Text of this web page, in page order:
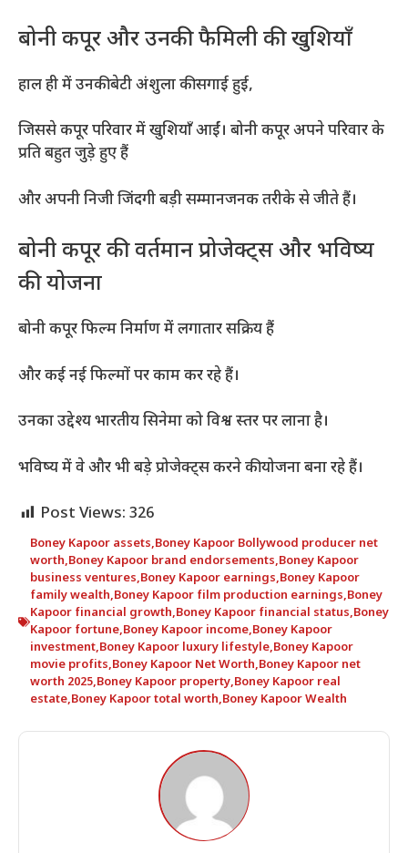
बोनी कपूर और उनकी फैमिली की खुशियाँ
हाल ही में उनकी बेटी अंशुला की सगाई हुई,
जिससे कपूर परिवार में खुशियाँ आईं। बोनी कपूर अपने परिवार के
प्रति बहुत जुड़े हुए हैं
और अपनी निजी जिंदगी बड़ी सम्मानजनक तरीके से जीते हैं।
बोनी कपूर की वर्तमान प्रोजेक्ट्स और भविष्य
की योजना
बोनी कपूर फिल्म निर्माण में लगातार सक्रिय हैं
और कई नई फिल्मों पर काम कर रहे हैं।
उनका उद्देश्य भारतीय सिनेमा को विश्व स्तर पर लाना है।
भविष्य में वे और भी बड़े प्रोजेक्ट्स करने की योजना बना रहे हैं।
Post Views: 326
Boney Kapoor assets,Boney Kapoor Bollywood producer net
worth,Boney Kapoor brand endorsements,Boney Kapoor
business ventures,Boney Kapoor earnings,Boney Kapoor
family wealth,Boney Kapoor film production earnings,Boney
Kapoor financial growth,Boney Kapoor financial status,Boney
Kapoor fortune,Boney Kapoor income,Boney Kapoor
investment,Boney Kapoor luxury lifestyle,Boney Kapoor
movie profits,Boney Kapoor Net Worth,Boney Kapoor net
worth 2025,Boney Kapoor property,Boney Kapoor real
estate,Boney Kapoor total worth,Boney Kapoor Wealth